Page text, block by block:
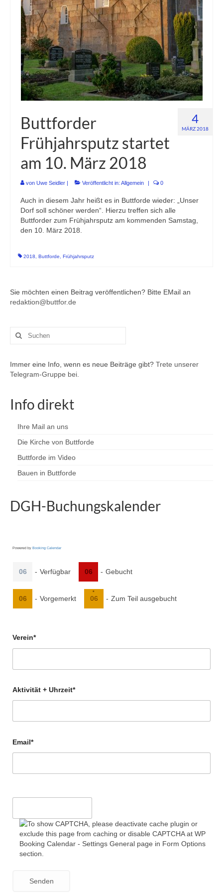
Buchung Dorfgemeinschaftshaus
Vereine
Buchung Dorfgemeinschaftshaus
Nordseeurlaub in Buttforde!
Bilder
4
MÄRZ 2018
Buttforder
Frühjahrsputz startet
am 10. März 2018
von Uwe Seidler | Veröffentlicht in: Allgemein | 0
Auch in diesem Jahr heißt es in Buttforde wieder: „Unser
Dorf soll schöner werden“. Hierzu treffen sich alle
Buttforder zum Frühjahrsputz am kommenden Samstag,
den 10. März 2018.
2018 Buttforde Frühjahrsputz
Sie möchten einen Beitrag veröffentlichen? Bitte EMail an
redaktion@buttfor.de
Suchen
nach:
Immer eine Info, wenn es neue Beiträge gibt? Trete unserer
Telegram-Gruppe bei.
Info direkt
Ihre Mail an uns
Die Kirche von Buttforde
Buttforde im Video
Bauen in Buttforde
DGH-Buchungskalender
Powered by Booking Calendar
06 - Verfügbar 06 - Gebucht
06 - Vorgemerkt
·
06 - Zum Teil ausgebucht
Verein*
Aktivität + Uhrzeit*
Email*